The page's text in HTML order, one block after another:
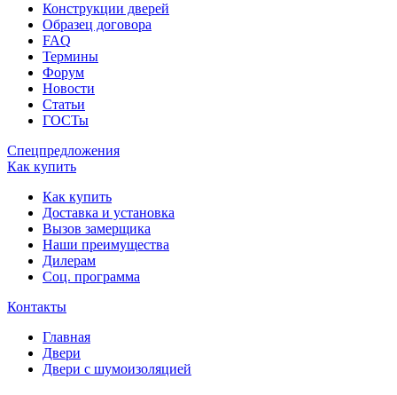
Конструкции дверей
Образец договора
FAQ
Термины
Форум
Новости
Статьи
ГОСТы
Спецпредложения
Как купить
Как купить
Доставка и установка
Вызов замерщика
Наши преимущества
Дилерам
Соц. программа
Контакты
Главная
Двери
Двери с шумоизоляцией